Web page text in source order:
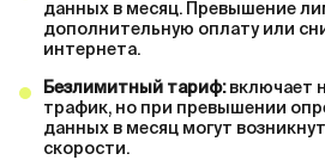
данных в месяц. Превышение
дополнительную оплату или
интернета.
Безлимитный тариф:включает
трафик, но при превышении
данных в месяц могут
скорости.